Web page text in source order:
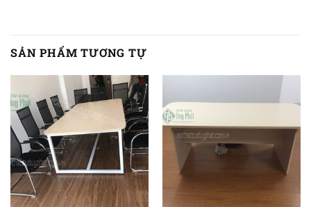
SẢN PHẨM TƯƠNG TỰ